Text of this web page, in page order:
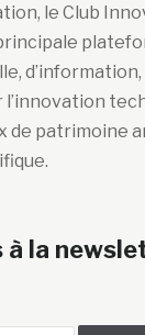
le Club
l’innovation
de patrimoine
à la